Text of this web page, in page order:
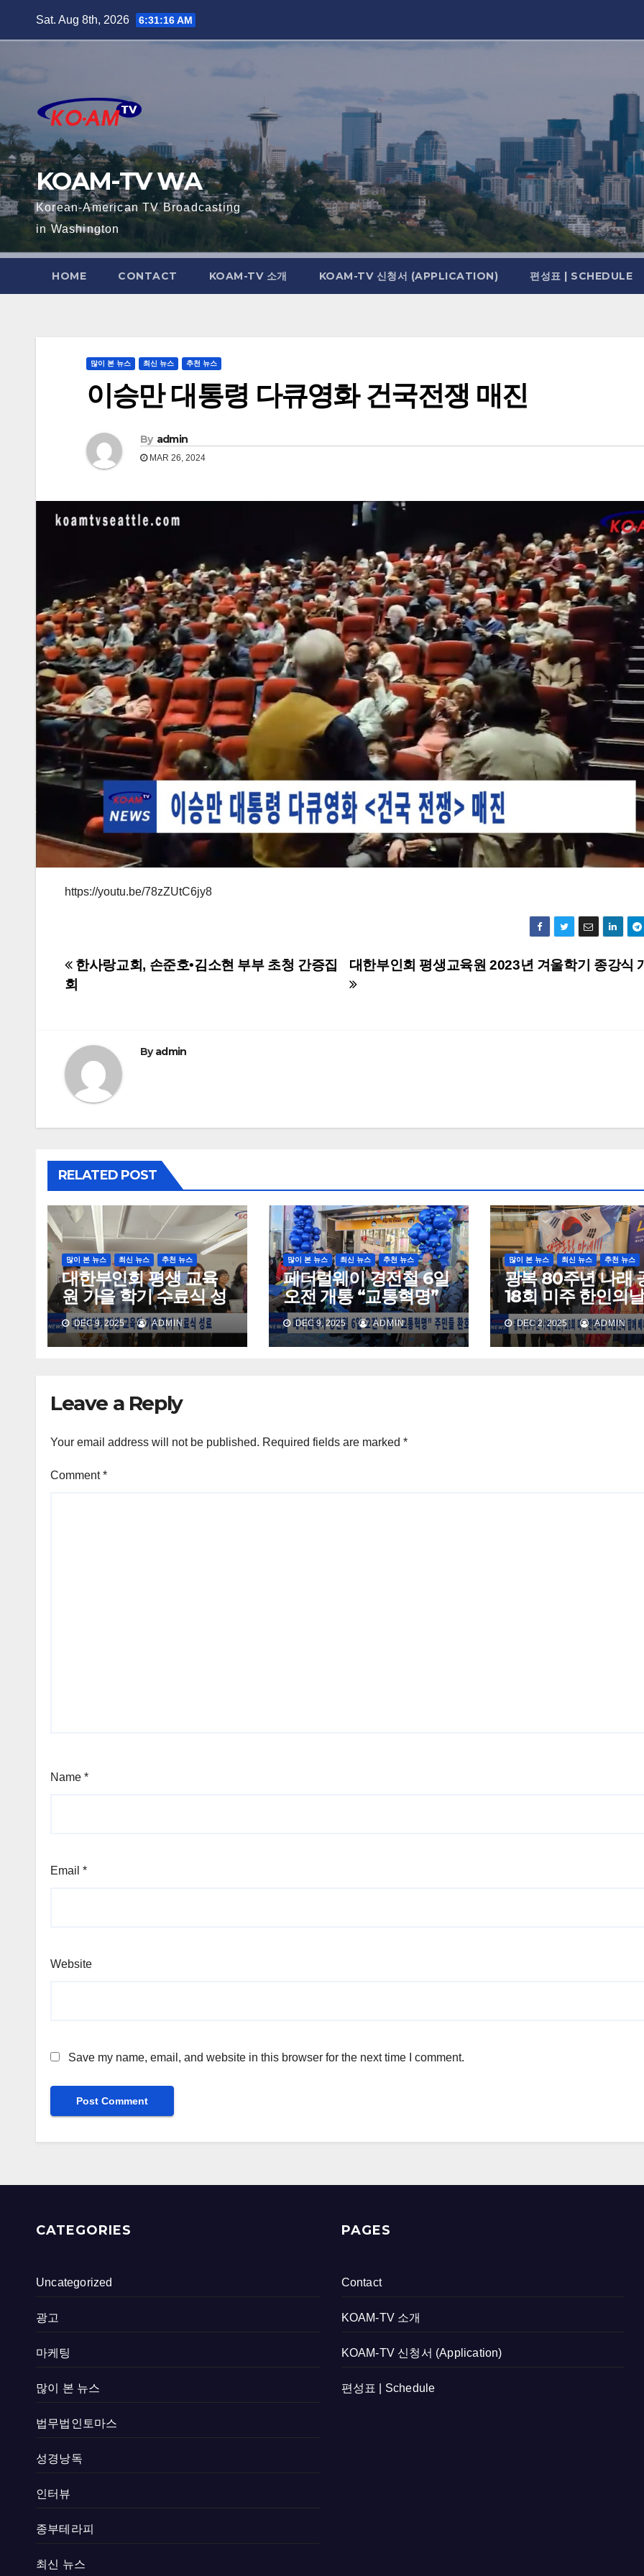
Sat. Aug 8th, 2026 6:31:17 AM
KOAM-TV WA
Korean-American TV Broadcasting
in Washington
HOME CONTACT KOAM-TV 소개 KOAM-TV 신청서 (APPLICATION) 편성표 | SCHEDULE
많이 본 뉴스 최신 뉴스 추천 뉴스
이승만 대통령 다큐영화 건국전쟁 매진
By admin
MAR 26, 2024
https://youtu.be/78zZUtC6jy8
Post
navigation
대한부인회 평생교육원 2023년 겨울학기 종강식
한사랑교회, 손준호•김소현 부부 초청 간증집
회
Byadmin
RELATED POST
많이 본 뉴스 최신 뉴스 추천 뉴스
대한부인회 평생 교육
원 가을 학기 수료식 성
료DEC 9, 2025 ADMIN
많이 본 뉴스 최신 뉴스 추천 뉴스
페더럴웨이 경전철 6일
오전 개통 “교통혁명”
주민들 환호
DEC 9, 2025 ADMIN
많이 본 뉴스 최신 뉴스 추천 뉴스
광복 80주년 나래
18회 미주 한인의
셉션과 함께 베나
홀 가득 메워
DEC 2, 2025 ADMIN
Leave a Reply
Your email address will not be published. Required fields are marked *
Comment*
Name *
Email *
Website
Save my name, email, and website in this browser for the next time I comment.
CATEGORIES
Uncategorized
광고
마케팅
많이 본 뉴스
법무법인토마스
성경낭독
인터뷰
종부테라피
최신 뉴스
PAGES
Contact
KOAM-TV 소개
KOAM-TV 신청서 (Application)
편성표 | Schedule